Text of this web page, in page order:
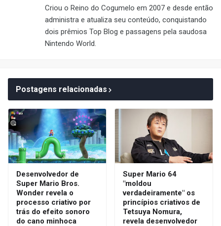
Criou o Reino do Cogumelo em 2007 e desde então
administra e atualiza seu conteúdo, conquistando
dois prêmios Top Blog e passagens pela saudosa
Nintendo World.
Postagens relacionadas
Desenvolvedor de
Super Mario Bros.
Wonder revela o
processo criativo por
trás do efeito sonoro
do cano minhoca
Super Mario 64
"moldou
verdadeiramente" os
princípios criativos de
Tetsuya Nomura,
revela desenvolvedor